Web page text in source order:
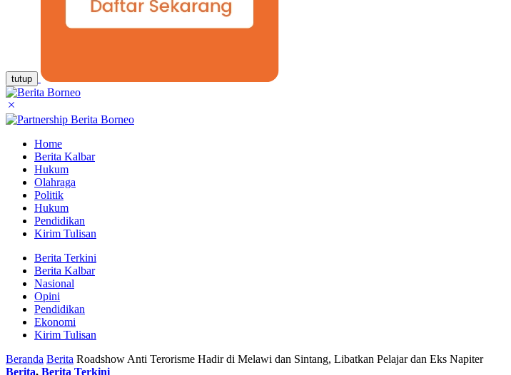
tutup
Home
Berita Kalbar
Hukum
Olahraga
Politik
Hukum
Pendidikan
Kirim Tulisan
Berita Terkini
Berita Kalbar
Nasional
Opini
Pendidikan
Ekonomi
Kirim Tulisan
Beranda Berita Roadshow Anti Terorisme Hadir di Melawi dan Sintang, Libatkan Pelajar dan Eks Napiter
Berita, Berita Terkini